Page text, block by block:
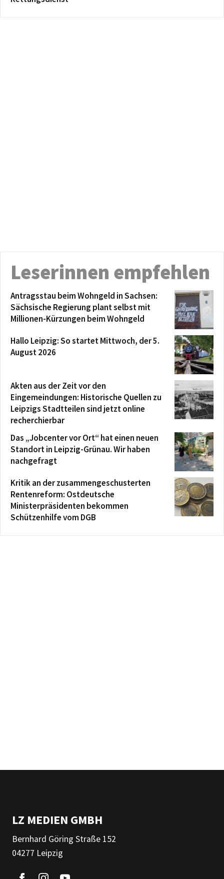
Leserinnen empfehlen
Antragsstau beim Wohngeld in Sachsen:
Sächsische Regierung plant selbst mit
Millionen-Kürzungen beim Wohngeld
Hallo Leipzig: So startet Mittwoch, der 5.
August 2026
Akten aus der Zeit vor den
Eingemeindungen: Historische Quellen zu
Leipzigs Stadtteilen sind jetzt online
recherchierbar
Das „Jobcenter vor Ort“ hat einen neuen
Standort in Leipzig-Grünau. Wir haben
nachgefragt
Kritik an der zusammengeschusterten
Rentenreform: Ostdeutsche
Ministerpräsidenten bekommen
Schützenhilfe vom DGB
LZ MEDIEN GMBH
Bernhard Göring Straße 152
04277 Leipzig